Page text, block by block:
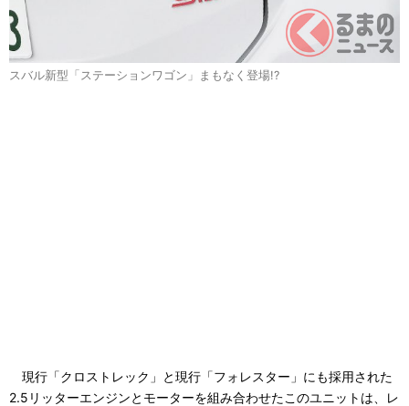
スバル新型「ステーションワゴン」まもなく登場!?
現行「クロストレック」と現行「フォレスター」にも採用された
2.5リッターエンジンとモーターを組み合わせたこのユニットは、レ